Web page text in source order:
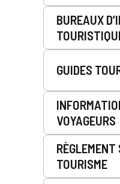
BUREAUX
GUIDES
VOYAGEURS
RÈGLEMENT
TOURISME